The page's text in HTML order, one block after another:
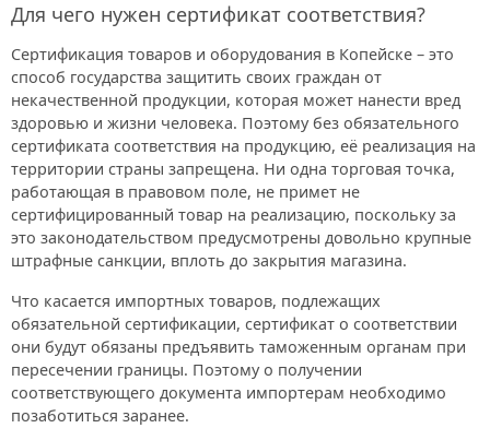
Для чего нужен сертификат соответствия?
Сертификация товаров и оборудования в Копейске – это
способ государства защитить своих граждан от
некачественной продукции, которая может нанести вред
здоровью и жизни человека. Поэтому без обязательного
сертификата соответствия на продукцию, её реализация на
территории страны запрещена. Ни одна торговая точка,
работающая в правовом поле, не примет не
сертифицированный товар на реализацию, поскольку за
это законодательством предусмотрены довольно крупные
штрафные санкции, вплоть до закрытия магазина.
Что касается импортных товаров, подлежащих
обязательной сертификации, сертификат о соответствии
они будут обязаны предъявить таможенным органам при
пересечении границы. Поэтому о получении
соответствующего документа импортерам необходимо
позаботиться заранее.